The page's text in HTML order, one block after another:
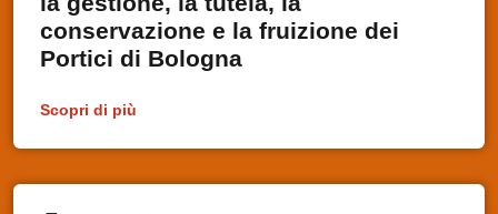
conservazione e la fruizione dei
Portici di Bologna
Scopri di più